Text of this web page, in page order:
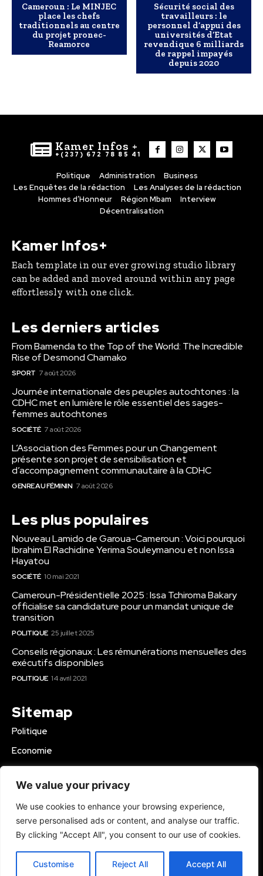
We value your privacy
We use cookies to enhance your browsing experience,
serve personalised ads or content, and analyse our traffic.
By clicking "Accept All", you consent to our use of cookies.
Customise Reject All Accept All
Cameroun : Le MINJEC
place les chefs
traditionnels au centre
du projet pronec-
Reamorce
Sécurité social des
travailleurs : le
personnel d’appui des
universités d’Etat
revendique 6 milliards
de rappel impayés
depuis 2020
Kamer Infos +
+(237) 672 78 85 41
Politique Administration
Business
Les Enquêtes de la rédaction
Les Analyses de la rédaction
Hommes d’Honneur
Région Mbam
Interview
Décentralisation
Kamer Infos+
Each template in our ever growing studio library
can be added and moved around within any page
effortlessly with one click.
Les derniers articles
From Bamenda to the Top of the World: The Incredible
Rise of Desmond Chamako
SPORT 7 août 2026
Journée internationale des peuples autochtones : la
CDHC met en lumière le rôle essentiel des sages-
femmes autochtones
SOCIÉTÉ 7 août 2026
L’Association des Femmes pour un Changement
présente son projet de sensibilisation et
d’accompagnement communautaire à la CDHC
GENRE AU FÉMININ 7 août 2026
Les plus populaires
Nouveau Lamido de Garoua-Cameroun : Voici pourquoi
Ibrahim El Rachidine Yerima Souleymanou et non Issa
Hayatou
SOCIÉTÉ 10 mai 2021
Cameroun-Présidentielle 2025 : Issa Tchiroma Bakary
officialise sa candidature pour un mandat unique de
transition
POLITIQUE 25 juillet 2025
Conseils régionaux : Les rémunérations mensuelles des
exécutifs disponibles
POLITIQUE 14 avril 2021
Sitemap
Politique
Economie
Business
Education
Société
Sport